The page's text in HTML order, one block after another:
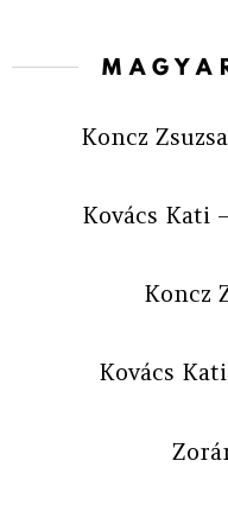
Koncz
Kovács Kati
Koncz
Kovács